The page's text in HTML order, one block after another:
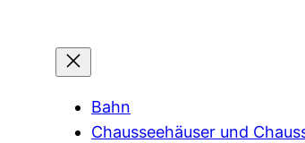
Bahn
Chausseehäuser und